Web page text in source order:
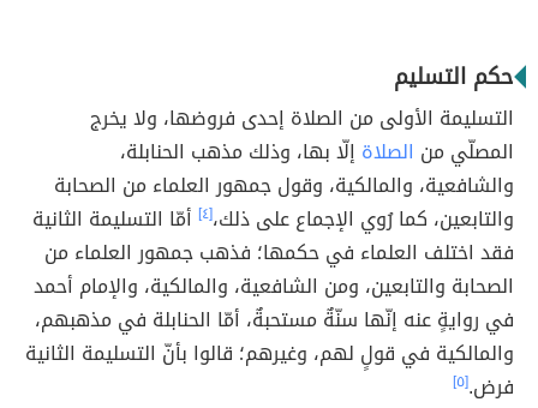
حكم التسليم
التسليمة الأولى من الصلاة إحدى فروضها، ولا يخرج
المصلّي من الصلاة إلّا بها، وذلك مذهب الحنابلة،
والشافعية، والمالكية، وقول جمهور العلماء من الصحابة
والتابعين، كما رُوي الإجماع على ذلك،[٤]
أمّا التسليمة الثانية
فقد اختلف العلماء في حكمها؛ فذهب جمهور العلماء من
الصحابة والتابعين، ومن الشافعية، والمالكية، والإمام أحمد
في روايةٍ عنه إنّها سنّةٌ مستحبةٌ، أمّا الحنابلة في مذهبهم،
والمالكية في قولٍ لهم، وغيرهم؛ قالوا بأنّ التسليمة الثانية
فرض.[٥]